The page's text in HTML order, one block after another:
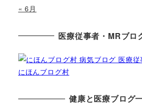
« 6月
医療従事者・MRブロ
にほんブログ村
健康と医療ブログ